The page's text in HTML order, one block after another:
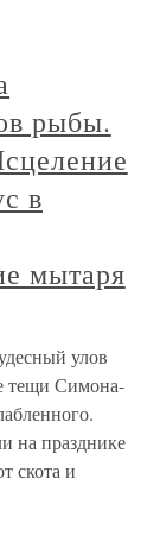
рыбы.
в
мытаря
улов
тещи Симона-
на празднике
скота и